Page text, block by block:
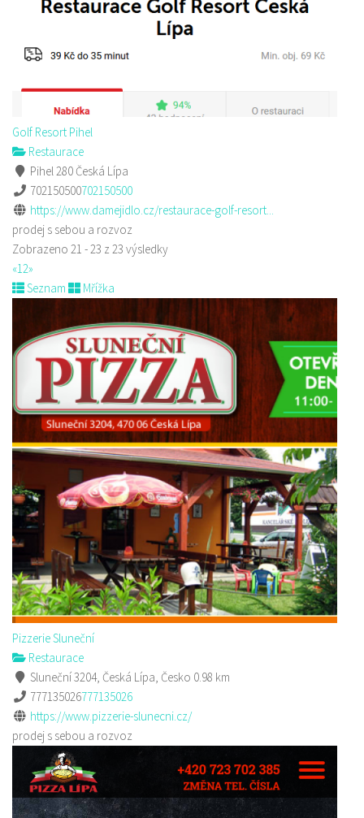
Golf Resort Pihel
Restaurace
Pihel 280 Česká Lípa
702150500702150500
https://www.damejidlo.cz/restaurace-golf-resort...
prodej s sebou a rozvoz
Zobrazeno 21 - 23 z 23 výsledky
«12»
Seznam
Mřížka
Pizzerie Sluneční
Restaurace
Sluneční 3204, Česká Lípa, Česko 0.98 km
777135026777135026
https://www.pizzerie-slunecni.cz/
prodej s sebou a rozvoz